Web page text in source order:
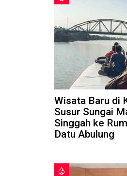
Wisata Baru di
Susur Sungai
Singgah ke
Datu Abulung